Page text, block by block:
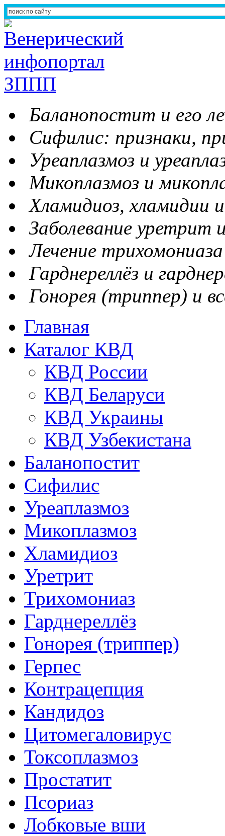
Баланопостит и его
Сифилис: признаки,
Уреаплазмоз и
Микоплазмоз и
Хламидиоз, хламидии
Заболевание уретрит
Лечение
Гарднереллёз и
Гонорея (триппер) и
Главная
Каталог КВД
КВД России
КВД Беларуси
КВД Украины
КВД Узбекистана
Баланопостит
Сифилис
Уреаплазмоз
Микоплазмоз
Хламидиоз
Уретрит
Трихомониаз
Гарднереллёз
Гонорея (триппер)
Герпес
Контрацепция
Кандидоз
Цитомегаловирус
Токсоплазмоз
Простатит
Псориаз
Лобковые вши